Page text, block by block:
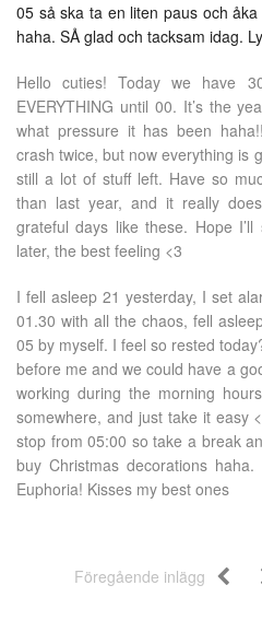
05 så ska ta en liten paus och
haha. SÅ glad och tacksam idag.
Hello cuties! Today we have
EVERYTHING until 00. It’s the
what pressure it has been
crash twice, but now everything is
still a lot of stuff left. Have so
than last year, and it really
grateful days like these. Hope
later, the best feeling <3
I fell asleep 21 yesterday, I set
01.30 with all the chaos, fell
05 by myself. I feel so rested
before me and we could have a
working during the morning
somewhere, and just take it easy
stop from 05:00 so take a break
buy Christmas decorations
Euphoria! Kisses my best ones
Föregående inlägg